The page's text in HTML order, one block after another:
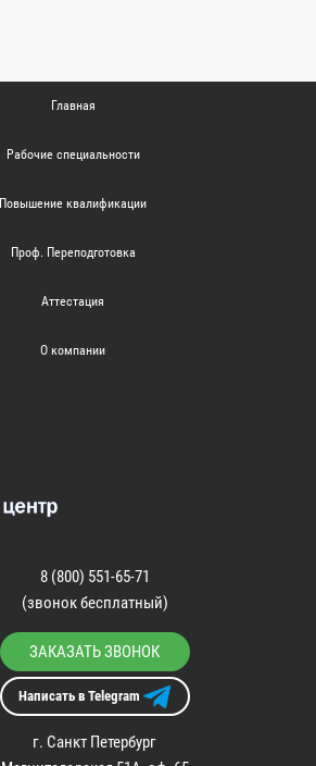
Главная
Рабочие специальности
Повышение квалификации
Проф. Переподготовка
Аттестация
О компании
8 (800) 551-65-71
(звонок бесплатный)
ЗАКАЗАТЬ ЗВОНОК
Написать в Telegram
г. Санкт Петербург